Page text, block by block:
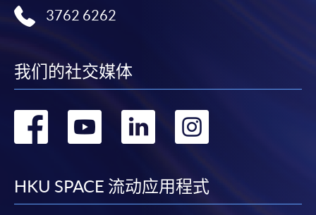
3762 6262
我们的社交媒体
转
facebook
转
youtube
转
linkedin
转
HKU SPACE 流动应用程式